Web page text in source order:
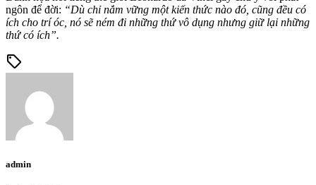
ngôn để đời: “Dù chỉ nắm vững một kiến thức nào đó, cũng đều có
ích cho trí óc, nó sẽ ném đi những thứ vô dụng nhưng giữ lại những
thứ có ích”.
sell
admin